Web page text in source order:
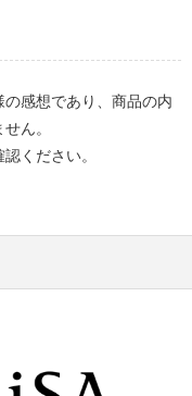
の感想であり、商品の内
ん。
ください。